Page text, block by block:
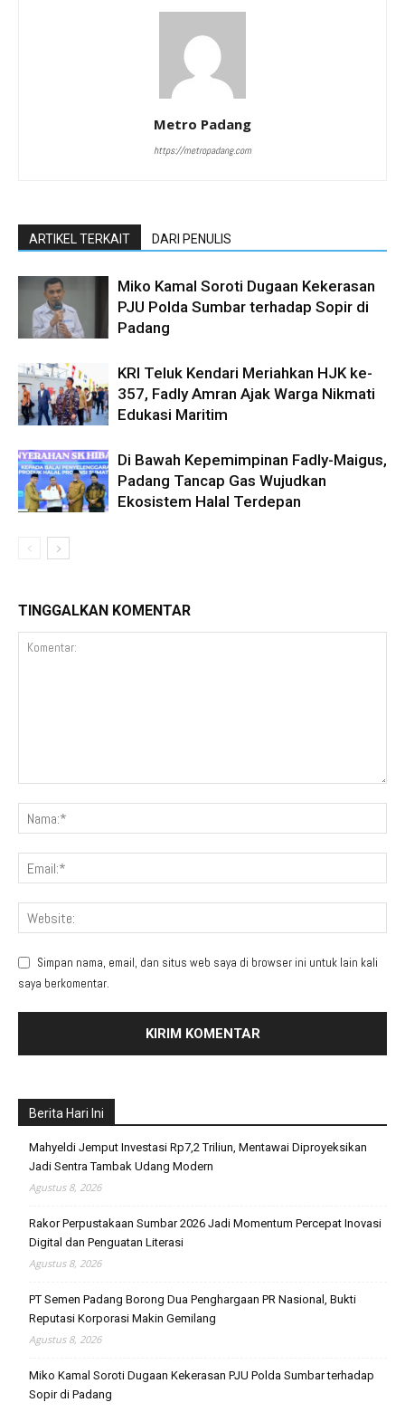
Metro Padang
https://metropadang.com
ARTIKEL TERKAIT DARI PENULIS
Miko Kamal Soroti Dugaan Kekerasan
PJU Polda Sumbar terhadap Sopir di
Padang
KRI Teluk Kendari Meriahkan HJK ke-
357, Fadly Amran Ajak Warga Nikmati
Edukasi Maritim
Di Bawah Kepemimpinan Fadly-Maigus,
Padang Tancap Gas Wujudkan
Ekosistem Halal Terdepan
TINGGALKAN KOMENTAR
Simpan nama, email, dan situs web saya di browser ini untuk lain kali
saya berkomentar.
Berita Hari Ini
Mahyeldi Jemput Investasi Rp7,2 Triliun, Mentawai Diproyeksikan
Jadi Sentra Tambak Udang Modern
Agustus 8, 2026
Rakor Perpustakaan Sumbar 2026 Jadi Momentum Percepat Inovasi
Digital dan Penguatan Literasi
Agustus 8, 2026
PT Semen Padang Borong Dua Penghargaan PR Nasional, Bukti
Reputasi Korporasi Makin Gemilang
Agustus 8, 2026
Miko Kamal Soroti Dugaan Kekerasan PJU Polda Sumbar terhadap
Sopir di Padang